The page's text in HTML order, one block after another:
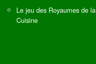
Le jeu des Royaumes de la
Cuisine